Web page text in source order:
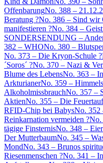
OffenbarungNo. 388 –
Beratung ?No. 386 – Sind wir
manifestieren ?No. 384 –
SONDERSENDUNG –
382 – WHONo. 380 –
No. 373 – Die Kryon-Schule ?
´Soros´ ?No. 370 – Nazi &
Blume des LebensNo. 363 –
ArkturianerNo. 359 –
AlkoholmissbrauchNo. 357 –
AktienNo. 355 – Die
RFID-Chip bei BabysNo. 352
Reinkarnation vermeiden ?No.
tägige FinsternisNo. 348 – Eier
Der MutterbaumNo. 345 –
MondNo. 343 – Brunos
Riesenmenschen ?No. 341 –